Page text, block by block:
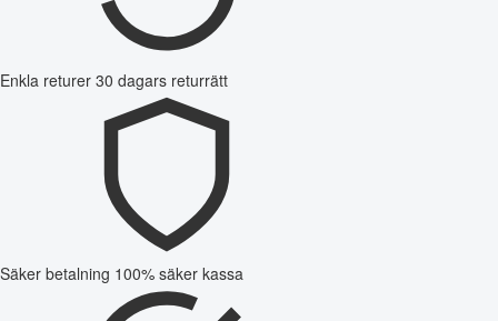
Enkla returer 30 dagars returrätt
Säker betalning 100% säker kassa